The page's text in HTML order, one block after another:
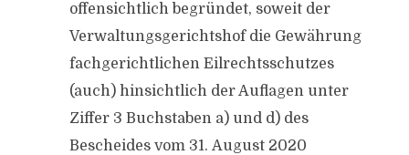
offensichtlich begründet, soweit der
Verwaltungsgerichtshof die Gewährung
fachgerichtlichen Eilrechtsschutzes
(auch) hinsichtlich der Auflagen unter
Ziffer 3 Buchstaben a) und d) des
Bescheides vom 31. August 2020